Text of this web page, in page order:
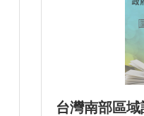
台灣南部區